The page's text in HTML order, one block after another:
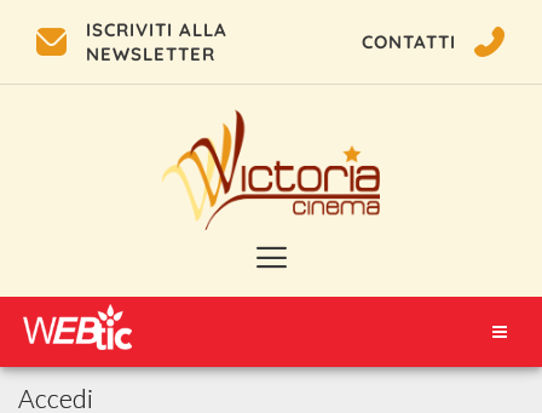
ISCRIVITI ALLA
NEWSLETTER
CONTATTI